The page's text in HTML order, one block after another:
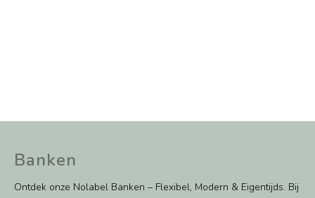
Banken
Ontdek onze Nolabel Banken – Flexibel, Modern & Eigentijds. Bij